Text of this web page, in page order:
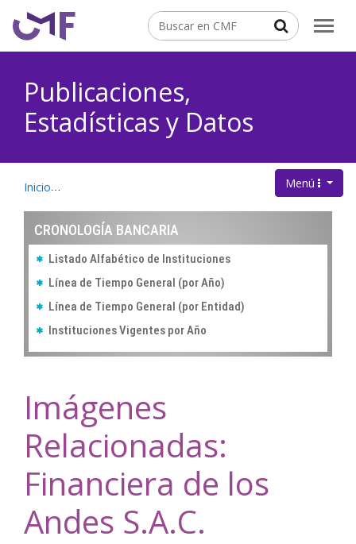
principal
Buscar
Publicaciones,
Estadísticas y Datos
Menú .
Inicio Cronología
CRONOLOGÍA BANCARIA
Listado Alfabético de Instituciones
Línea de Tiempo General (por Año)
Línea de Tiempo General (por Entidad)
Instituciones Vigentes por Año
Imágenes
Relacionadas:
Financiera de los
Andes S.A.C.